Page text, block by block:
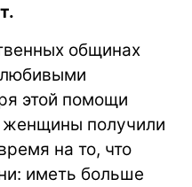
общинах
этой помощи
женщины получили
на то, что
иметь больше